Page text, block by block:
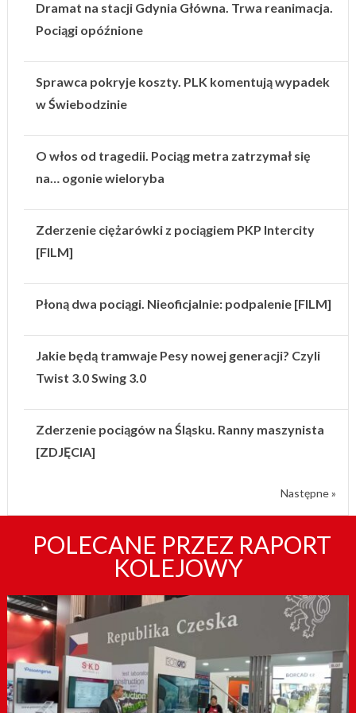
Dramat na stacji Gdynia Główna. Trwa reanimacja.
Pociągi opóźnione
Sprawca pokryje koszty. PLK komentują wypadek
w Świebodzinie
O włos od tragedii. Pociąg metra zatrzymał się
na… ogonie wieloryba
Zderzenie ciężarówki z pociągiem PKP Intercity
[FILM]
Płoną dwa pociągi. Nieoficjalnie: podpalenie [FILM]
Jakie będą tramwaje Pesy nowej generacji? Czyli
Twist 3.0 Swing 3.0
Zderzenie pociągów na Śląsku. Ranny maszynista
[ZDJĘCIA]
Następne »
POLECANE PRZEZ RAPORT
KOLEJOWY